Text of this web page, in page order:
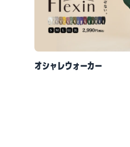
オシャレウォーカー